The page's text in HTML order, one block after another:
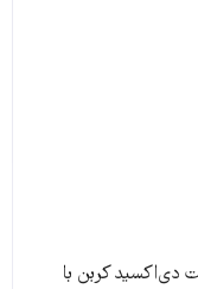
دی‌اکسید کربن با